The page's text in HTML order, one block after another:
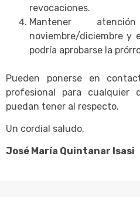
revocaciones.
Mantener
noviembre/diciembre y
podría aprobarse la
Pueden ponerse en
profesional para cualquier
puedan tener al respecto.
Un cordial saludo,
José María Quintanar Isasi